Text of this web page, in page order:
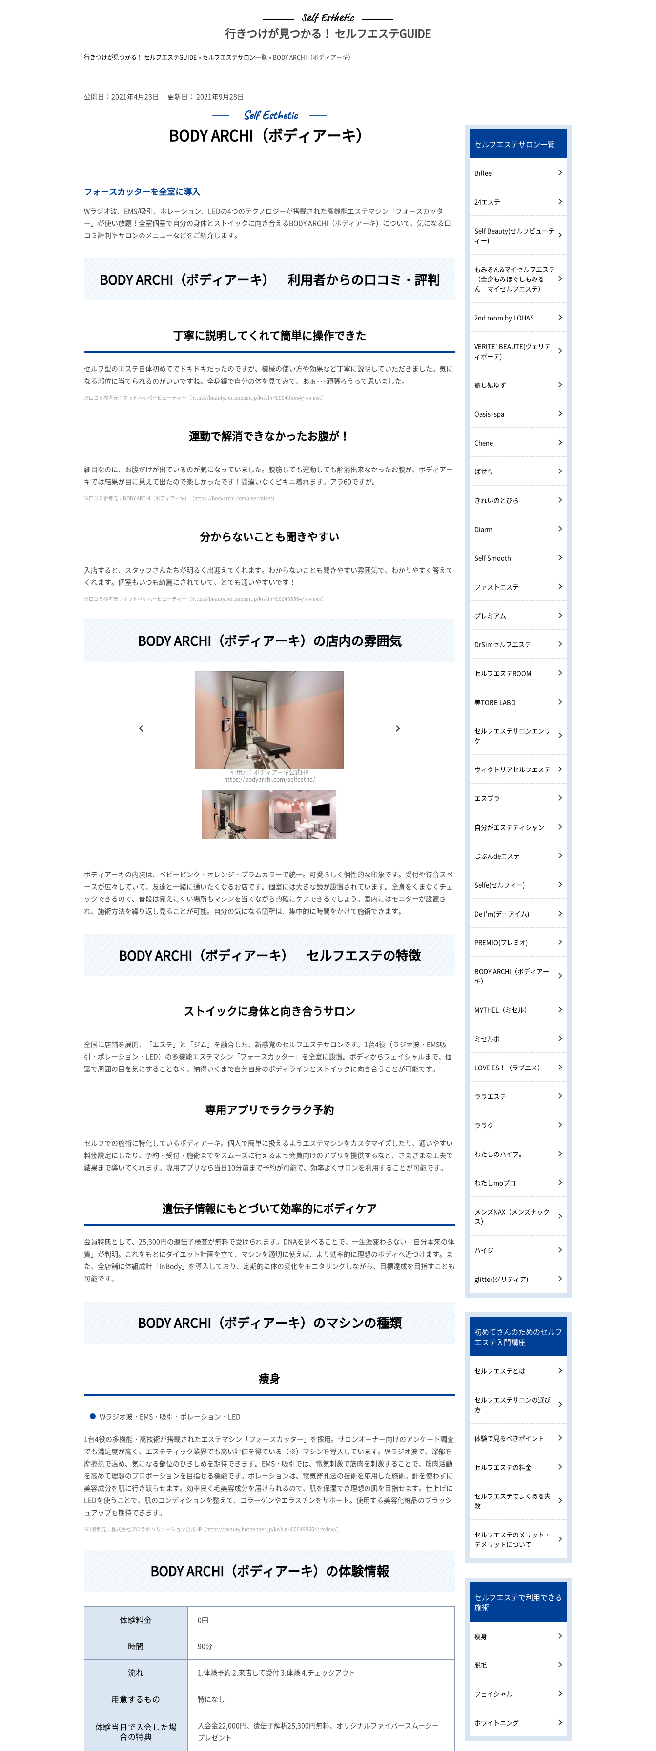
行きつけが見つかる！ セルフエステGUIDE
行きつけが見つかる！ セルフエステGUIDE » セルフエステサロン一覧 » BODY ARCHI（ボディアーキ）
公開日： 2021年4月23日 ｜更新日： 2021年9月28日
BODY ARCHI（ボディアーキ）
フォースカッターを全室に導入
Wラジオ波、EMS/吸引、ポレーション、LEDの4つのテクノロジーが搭載された高機能エステマシン「フォースカッタ
ー」が使い放題！全室個室で自分の身体とストイックに向き合えるBODY ARCHI（ボディアーキ）について、気になる口
コミ評判やサロンのメニューなどをご紹介します。
BODY ARCHI（ボディアーキ） 利用者からの口コミ・評判
丁寧に説明してくれて簡単に操作できた
セルフ型のエステ自体初めてでドキドキだったのですが、機械の使い方や効果など丁寧に説明していただきました。気に
なる部位に当てられるのがいいですね。全身鏡で自分の体を見てみて、あぁ･･･頑張ろうって思いました。
※口コミ参考元：ホットペッパービューティー （https://beauty.hotpepper.jp/kr/slnH000495564/review/）
運動で解消できなかったお腹が！
細目なのに、お腹だけが出ているのが気になっていました。腹筋しても運動しても解消出来なかったお腹が、ボディアー
キでは結果が目に見えて出たので楽しかったです！間違いなくビキニ着れます。アラ60ですが。
※口コミ参考元：BODY ARCHI（ボディアーキ） （https://bodyarchi.com/uservoice/）
分からないことも聞きやすい
入店すると、スタッフさんたちが明るく出迎えてくれます。わからないことも聞きやすい雰囲気で、わかりやすく答えて
くれます。個室もいつも綺麗にされていて、とても通いやすいです！
※口コミ参考元：ホットペッパービューティー （https://beauty.hotpepper.jp/kr/slnH000495564/review/）
BODY ARCHI（ボディアーキ）の店内の雰囲気
引用元：ボディアーキ公式HP
https://bodyarchi.com/selfesthe/
引用元：ボディアーキ公式HP
ボディアーキの内装は、ベビーピンク・オレンジ・プラムカラーで統一。可愛らしく個性的な印象です。受付や待合スペ
ースが広々していて、友達と一緒に通いたくなるお店です。個室には大きな鏡が設置されています。全身をくまなくチェ
ックできるので、普段は見えにくい場所もマシンを当てながら的確にケアできるでしょう。室内にはモニターが設置さ
れ、施術方法を繰り返し見ることが可能。自分の気になる箇所は、集中的に時間をかけて施術できます。
BODY ARCHI（ボディアーキ） セルフエステの特徴
ストイックに身体と向き合うサロン
全国に店舗を展開、「エステ」と「ジム」を融合した、新感覚のセルフエステサロンです。1台4役（ラジオ波・EMS吸
引・ポレーション・LED）の多機能エステマシン「フォースカッター」を全室に設置。ボディからフェイシャルまで、個
室で周囲の目を気にすることなく、納得いくまで自分自身のボディラインとストイックに向き合うことが可能です。
専用アプリでラクラク予約
セルフでの施術に特化しているボディアーキ。個人で簡単に扱えるようエステマシンをカスタマイズしたり、通いやすい
料金設定にしたり、予約・受付・施術までをスムーズに行えるよう会員向けのアプリを提供するなど、さまざまな工夫で
結果まで導いてくれます。専用アプリなら当日10分前まで予約が可能で、効率よくサロンを利用することが可能です。
遺伝子情報にもとづいて効率的にボディケア
会員特典として、25,300円の遺伝子検査が無料で受けられます。DNAを調べることで、一生涯変わらない「自分本来の体
質」が判明。これをもとにダイエット計画を立て、マシンを適切に使えば、より効率的に理想のボディへ近づけます。ま
た、全店舗に体組成計「InBody」を導入しており、定期的に体の変化をモニタリングしながら、目標達成を目指すことも
可能です。
BODY ARCHI（ボディアーキ）のマシンの種類
痩身
Wラジオ波・EMS・吸引・ポレーション・LED
1台4役の多機能・高技術が搭載されたエステマシン「フォースカッター」を採用。サロンオーナー向けのアンケート調査
でも満足度が高く、エステティック業界でも高い評価を得ている（※）マシンを導入しています。Wラジオ波で、深部を
摩擦熱で温め、気になる部位のひきしめを期待できます。EMS・吸引では、電気刺激で筋肉を刺激することで、筋肉活動
を高めて理想のプロポーションを目指せる機能です。ポレーションは、電気穿孔法の技術を応用した施術。針を使わずに
美容成分を肌に行き渡らせます。効率良く毛美容成分を届けられるので、肌を保湿でき理想の肌を目指せます。仕上げに
LEDを使うことで、肌のコンディションを整えて、コラーゲンやエラスチンをサポート。使用する美容化粧品のブラッシ
ュアップも期待できます。
※1参照元：株式会社プロラボ ソリューション公式HP （https://beauty.hotpepper.jp/kr/slnH000495564/review/）
BODY ARCHI（ボディアーキ）の体験情報
体験料金 0円
時間 90分
流れ 1.体験予約 2.来店して受付 3.体験 4.チェックアウト
用意するもの 特になし
体験当日で入会した場
合の特典
入会金22,000円、遺伝子解析25,300円無料、オリジナルファイバースムージー
プレゼント
セルフエステサロン一覧
Billee
24エステ
Self Beauty(セルフビューテ
ィー)
もみるん&マイセルフエステ
（全身もみほぐしもみる
ん マイセルフエステ）
2nd room by LOHAS
VERITE' BEAUTE(ヴェリテ
ィボーテ)
癒し処ゆず
Oasis+spa
Chene
ぱせり
きれいのとびら
Diarm
Self Smooth
ファストエステ
プレミアム
DrSimセルフエステ
セルフエステROOM
美TOBE LABO
セルフエステサロンエンリ
ケ
ヴィクトリアセルフエステ
エスプラ
自分がエステティシャン
じぶんdeエステ
Selfe(セルフィー)
De I'm(デ・アイム)
PREMIO(プレミオ)
BODY ARCHI（ボディアー
キ）
MYTHEL（ミセル）
ミセルボ
LOVE ES！（ラブエス）
ララエステ
ララク
わたしのハイフ。
わたしmoプロ
メンズNAX（メンズナック
ス）
ハイジ
glitter(グリティア)
初めてさんのためのセルフ
エステ入門講座
セルフエステとは
セルフエステサロンの選び
方
体験で見るべきポイント
セルフエステの料金
セルフエステでよくある失
敗
セルフエステのメリット・
デメリットについて
セルフエステで利用できる
施術
痩身
脱毛
フェイシャル
ホワイトニング